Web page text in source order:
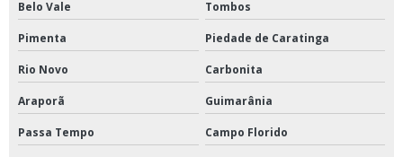
Belo Vale Tombos
Pimenta Piedade de Caratinga
Rio Novo Carbonita
Araporã Guimarânia
Passa Tempo Campo Florido